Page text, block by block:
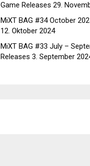
Game Releases 29.
MiXT BAG #34 October
12. Oktober 2024
MiXT BAG #33 July –
Releases 3. September